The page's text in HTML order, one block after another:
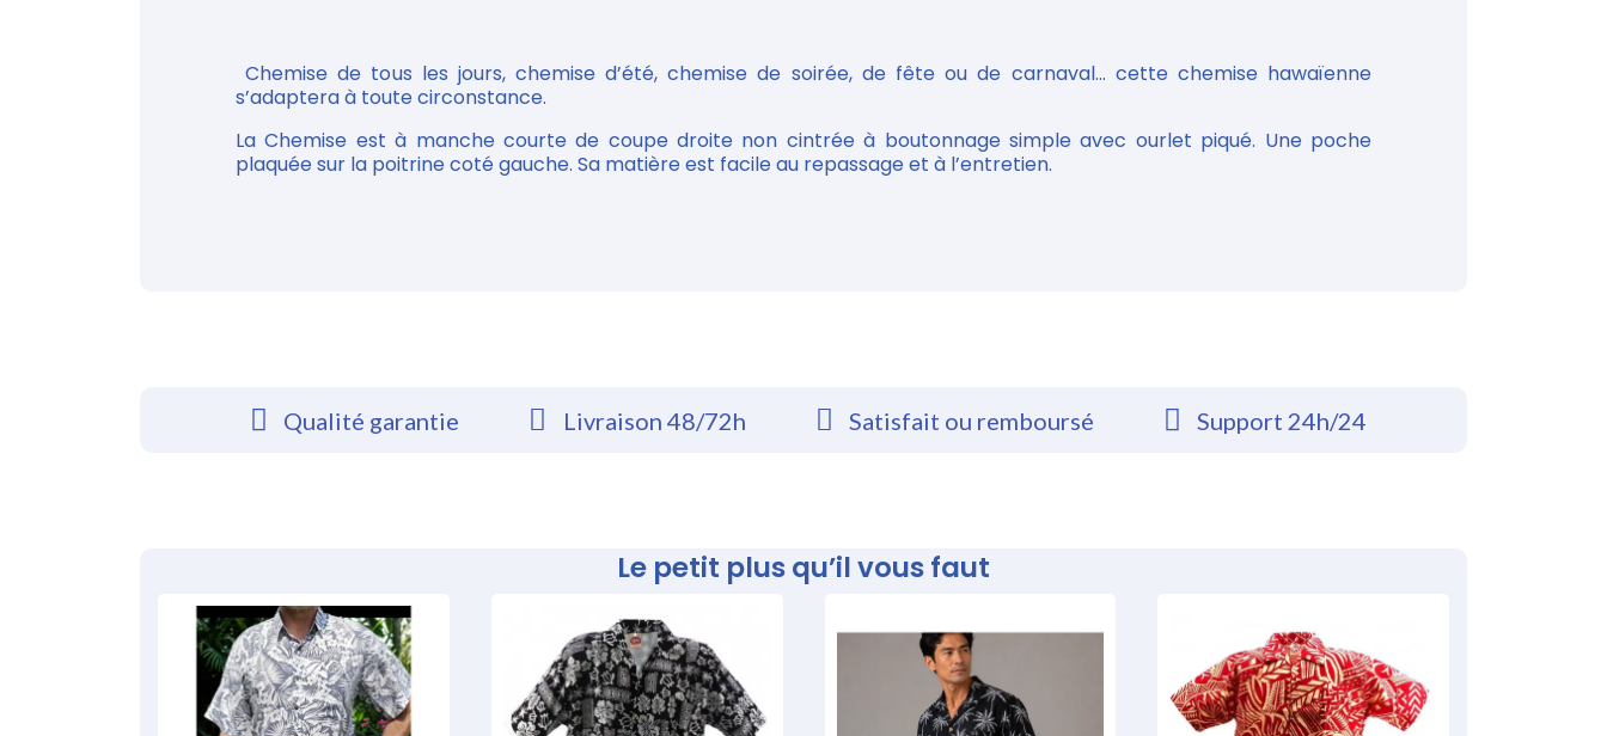
Chemise de tous les jours, chemise d’été, chemise de soirée, de fête ou de carnaval... cette chemise hawaïenne
s’adaptera à toute circonstance.
La Chemise est à manche courte de coupe droite non cintrée à boutonnage simple avec ourlet piqué. Une poche
plaquée sur la poitrine coté gauche. Sa matière est facile au repassage et à l’entretien.
Qualité garantie Livraison 48/72h Satisfait ou remboursé Support 24h/24
Le petit plus qu’il vous faut